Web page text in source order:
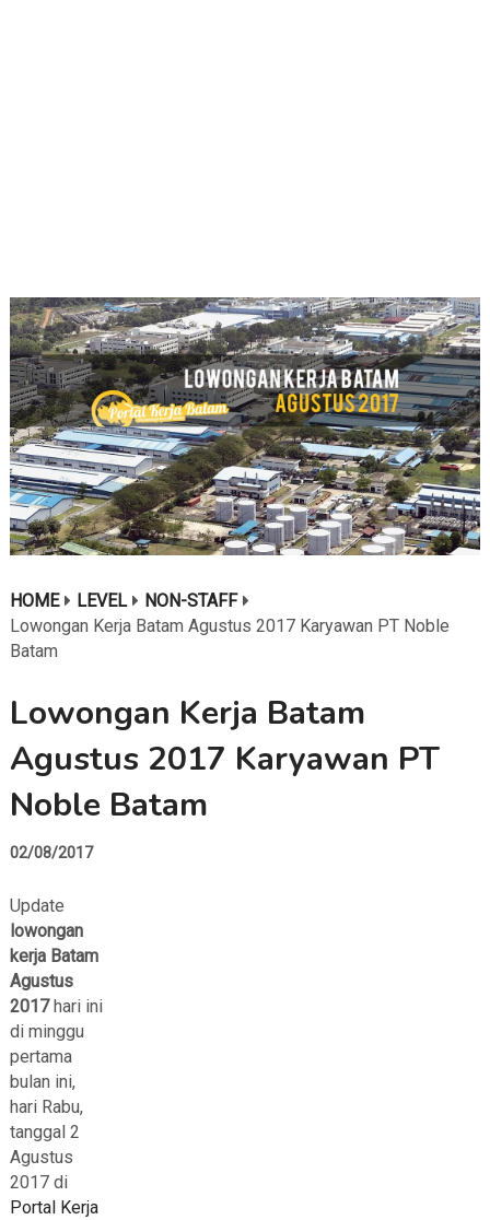
HOME LEVEL
NON-STAFF
Lowongan Kerja Batam Agustus 2017 Karyawan PT Noble
Batam
Lowongan Kerja Batam
Agustus 2017 Karyawan PT
Noble Batam
02/08/2017
Update
lowongan
kerja Batam
Agustus
2017hari ini
di minggu
pertama
bulan ini,
hari Rabu,
tanggal 2
Agustus
2017 di
Portal Kerja